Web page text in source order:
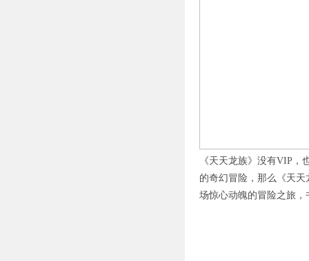
《天天龙族》没有VIP
的奇幻冒险，那么《天
场惊心动魄的冒险之旅